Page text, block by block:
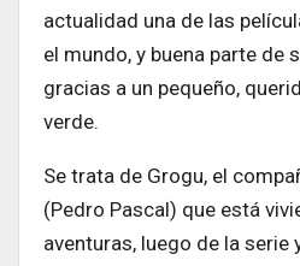
actualidad una de las
el mundo, y buena parte de
gracias a un pequeño,
verde.
Se trata de Grogu, el
(Pedro Pascal) que está
aventuras, luego de la serie